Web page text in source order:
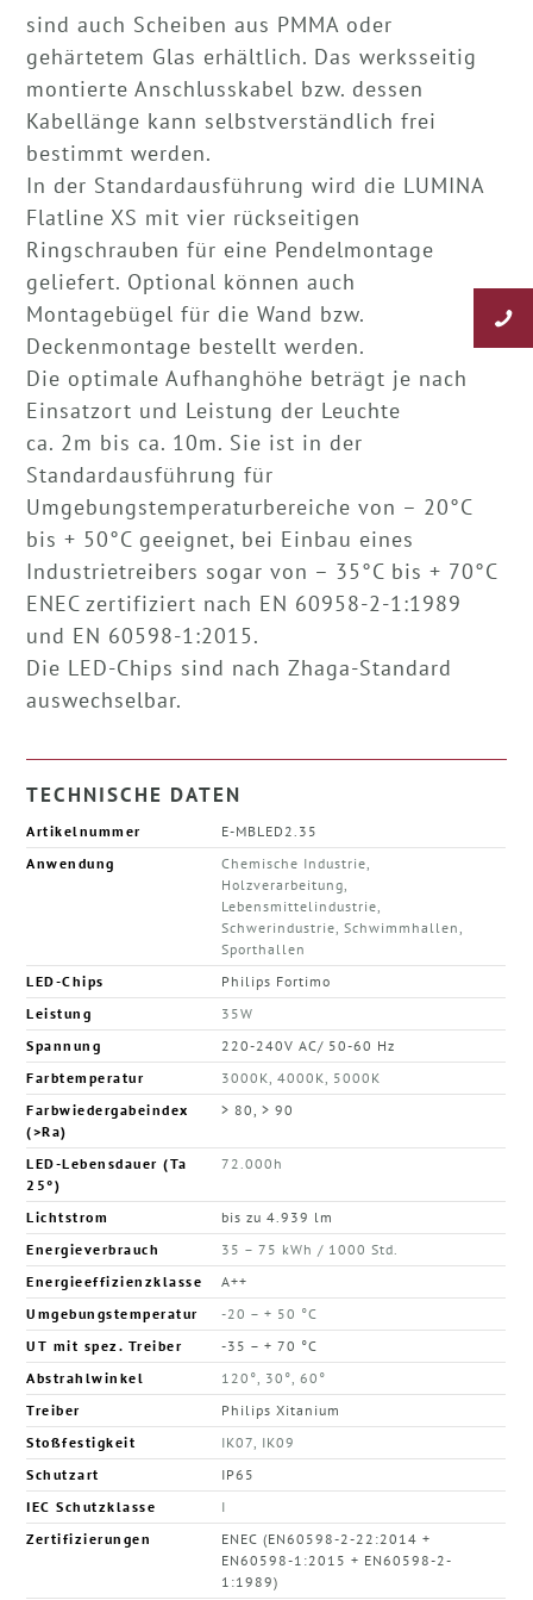
sind auch Scheiben aus PMMA oder
gehärtetem Glas erhältlich. Das werksseitig
montierte Anschlusskabel bzw. dessen
Kabellänge kann selbstverständlich frei
bestimmt werden.
In der Standardausführung wird die LUMINA
Flatline XS mit vier rückseitigen
Ringschrauben für eine Pendelmontage
geliefert. Optional können auch
Montagebügel für die Wand bzw.
Deckenmontage bestellt werden.
Die optimale Aufhanghöhe beträgt je nach
Einsatzort und Leistung der Leuchte
ca. 2m bis ca. 10m. Sie ist in der
Standardausführung für
Umgebungstemperaturbereiche von – 20°C
bis + 50°C geeignet, bei Einbau eines
Industrietreibers sogar von – 35°C bis + 70°C
ENEC zertifiziert nach EN 60958-2-1:1989
und EN 60598-1:2015.
Die LED-Chips sind nach Zhaga-Standard
auswechselbar.
TECHNISCHE DATEN
Artikelnummer
E-MBLED2.35
Anwendung
Chemische Industrie,
Holzverarbeitung,
Lebensmittelindustrie,
Schwerindustrie, Schwimmhallen,
Sporthallen
LED-Chips
Philips Fortimo
Leistung
35W
Spannung
220-240V AC/ 50-60 Hz
Farbtemperatur
3000K, 4000K, 5000K
Farbwiedergabeindex
(>Ra)
> 80, > 90
LED-Lebensdauer (Ta
25°)
72.000h
Lichtstrom
bis zu 4.939 lm
Energieverbrauch
35 – 75 kWh / 1000 Std.
Energieeffizienzklasse
A++
Umgebungstemperatur
-20 – + 50 °C
UT mit spez. Treiber
-35 – + 70 °C
Abstrahlwinkel
120°, 30°, 60°
Treiber
Philips Xitanium
Stoßfestigkeit
IK07, IK09
Schutzart
IP65
IEC Schutzklasse
I
Zertifizierungen
ENEC (EN60598-2-22:2014 +
EN60598-1:2015 + EN60598-2-
1:1989)